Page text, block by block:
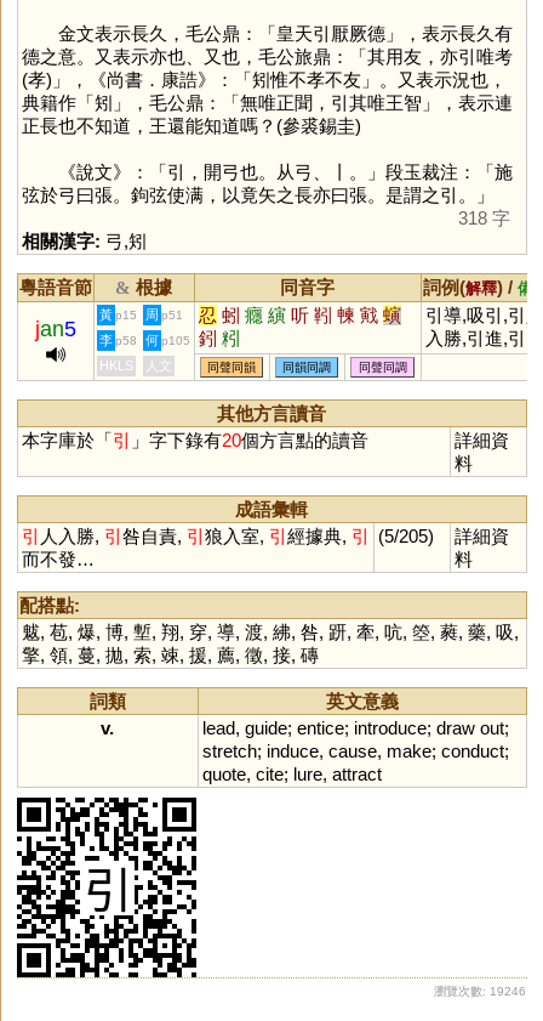
金文表示長久，毛公鼎：「皇天引厭厥德」，表示長久有
德之意。又表示亦也、又也，毛公旅鼎：「其用友，亦引唯考
(孝)」，《尚書．康誥》：「矧惟不孝不友」。又表示況也，
典籍作「矧 」，毛公鼎：「無唯正聞，引其唯王智」，表示連
正長也不知道，王還能知道嗎？(參裘錫圭)
《說文》：「引，開弓也。从弓、丨。」段玉裁注：「施
弦於弓曰張。鉤弦使满，以竟矢之長亦曰張。是謂之引。」
318 字
相關漢字: 弓,矧
粵語音節 & 根據 同音字 詞例(解釋) / 備
jan5
黃 p15 周 p51 忍 蚓 癮 縯 听 靷 朄 戭 螾
鈏 粌
引導,吸引,引人
入勝,引進,引
起,引爆,引擎,
引誘,引渡,引
申,引退,引咎,
接引,引吭高歌,
引狼入室,引經
據典,引以為榮
李 p58 何 p105
HKLS 人文 同聲同韻 同韻同調 同聲同調
其他方言讀音
本字庫於「引 」字下錄有20個方言點的讀音
詳細資
料
成語彙輯
引 人入勝, 引咎自責, 引狼入室, 引經據典, 引
而不發…
(5/205)
詳細資
料
配搭點:
魃, 苞, 爆, 博, 塹, 翔, 穿, 導, 渡, 紼, 咎, 趼, 牽, 吭, 箜, 蕤, 藥, 吸,
擎, 領, 蔓, 拋, 索, 竦, 援, 薦, 徵, 接, 磚
詞類
英文意義
v.
lead, guide; entice; introduce; draw out;
stretch; induce, cause, make; conduct;
quote, cite; lure, attract
瀏覽次數: 19246